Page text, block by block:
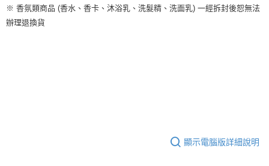
※ 香氛類商品 (香水、香卡、沐浴乳、洗髮精、洗面乳) 一經拆封後恕無法
辦理退換貨
顯示電腦版詳細說明